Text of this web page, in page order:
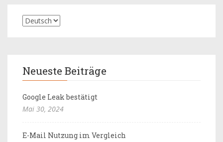
Neueste Beiträge
Google Leak bestätigt
Mai 30, 2024
E-Mail Nutzung im Vergleich